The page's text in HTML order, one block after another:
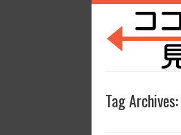
Tag Archives: